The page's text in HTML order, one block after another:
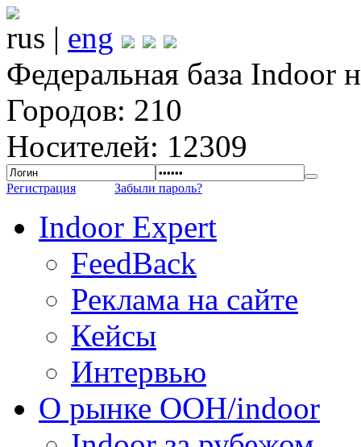
rus | eng
Федеральная база Indoor
Городов: 210
Носителей: 12309
Регистрация Забыли пароль?
Indoor Expert
FeedBack
Реклама на сайте
Кейсы
Интервью
О рынке OOH/indoor